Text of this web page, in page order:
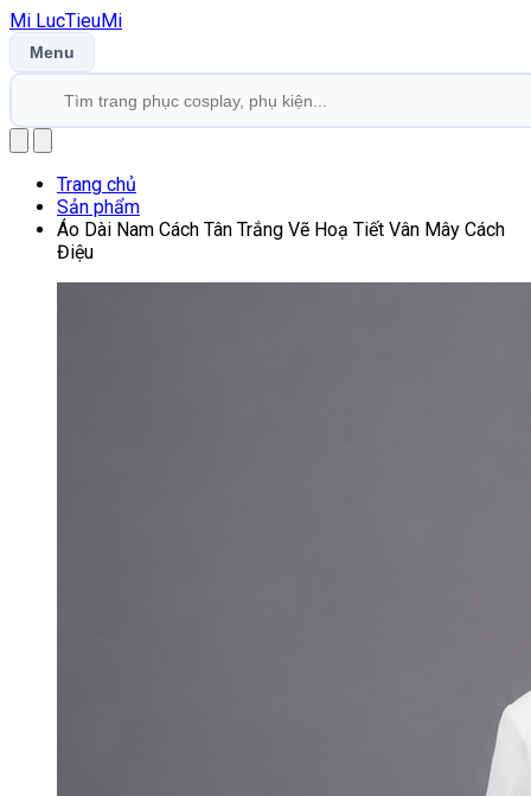
Mi LucTieuMi
Menu
Trang chủ
Sản phẩm
Áo Dài Nam Cách Tân Trắng Vẽ Hoạ Tiết Vân Mây Cách
Điệu